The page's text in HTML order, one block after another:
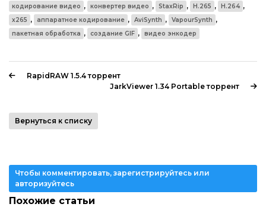
кодирование видео , конвертер видео , StaxRip , H.265 , H.264 ,
x265 , аппаратное кодирование , AviSynth , VapourSynth ,
пакетная обработка , создание GIF , видео энкодер
RapidRAW 1.5.4 торрент
JarkViewer 1.34 Portable торрент
Вернуться к списку
Чтобы комментировать, зарегистрируйтесь или
авторизуйтесь
Похожие статьи